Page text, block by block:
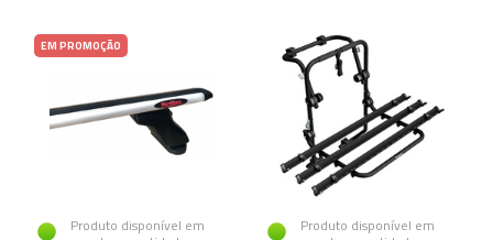
EM PROMOÇÃO
Produto disponível em Produto disponível em